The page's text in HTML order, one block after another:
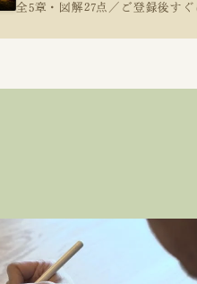
全5章・図解27点／ご登録後す